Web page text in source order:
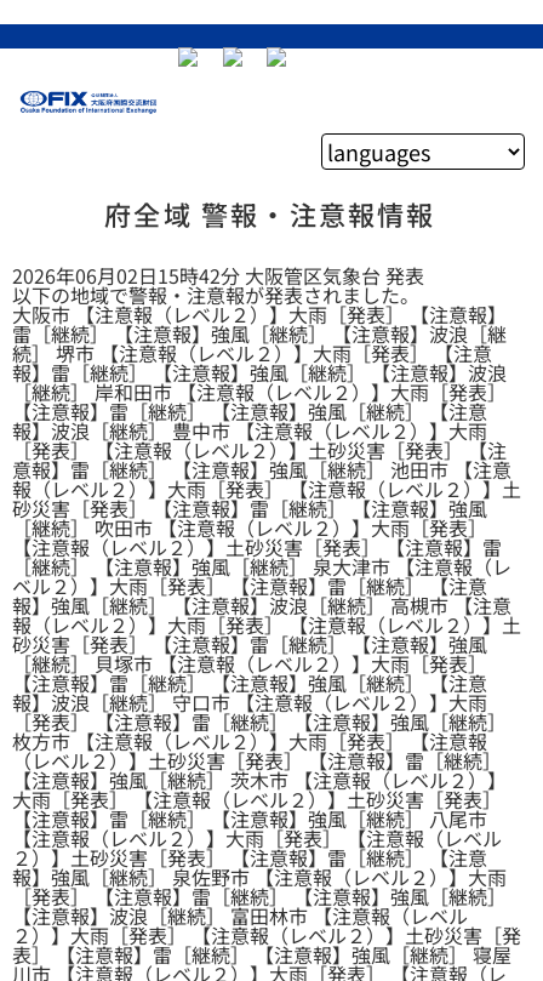
府全域 警報・注意報情報
2026年06月02日15時42分 大阪管区気象台 発表
以下の地域で警報・注意報が発表されました。
大阪市 【注意報（レベル２）】大雨［発表］ 【注意報】
雷［継続］ 【注意報】強風［継続］ 【注意報】波浪［継
続］ 堺市 【注意報（レベル２）】大雨［発表］ 【注意
報】雷［継続］ 【注意報】強風［継続］ 【注意報】波浪
［継続］ 岸和田市 【注意報（レベル２）】大雨［発表］
【注意報】雷［継続］ 【注意報】強風［継続］ 【注意
報】波浪［継続］ 豊中市 【注意報（レベル２）】大雨
［発表］ 【注意報（レベル２）】土砂災害［発表］ 【注
意報】雷［継続］ 【注意報】強風［継続］ 池田市 【注意
報（レベル２）】大雨［発表］ 【注意報（レベル２）】土
砂災害［発表］ 【注意報】雷［継続］ 【注意報】強風
［継続］ 吹田市 【注意報（レベル２）】大雨［発表］
【注意報（レベル２）】土砂災害［発表］ 【注意報】雷
［継続］ 【注意報】強風［継続］ 泉大津市 【注意報（レ
ベル２）】大雨［発表］ 【注意報】雷［継続］ 【注意
報】強風［継続］ 【注意報】波浪［継続］ 高槻市 【注意
報（レベル２）】大雨［発表］ 【注意報（レベル２）】土
砂災害［発表］ 【注意報】雷［継続］ 【注意報】強風
［継続］ 貝塚市 【注意報（レベル２）】大雨［発表］
【注意報】雷［継続］ 【注意報】強風［継続］ 【注意
報】波浪［継続］ 守口市 【注意報（レベル２）】大雨
［発表］ 【注意報】雷［継続］ 【注意報】強風［継続］
枚方市 【注意報（レベル２）】大雨［発表］ 【注意報
（レベル２）】土砂災害［発表］ 【注意報】雷［継続］
【注意報】強風［継続］ 茨木市 【注意報（レベル２）】
大雨［発表］ 【注意報（レベル２）】土砂災害［発表］
【注意報】雷［継続］ 【注意報】強風［継続］ 八尾市
【注意報（レベル２）】大雨［発表］ 【注意報（レベル
２）】土砂災害［発表］ 【注意報】雷［継続］ 【注意
報】強風［継続］ 泉佐野市 【注意報（レベル２）】大雨
［発表］ 【注意報】雷［継続］ 【注意報】強風［継続］
【注意報】波浪［継続］ 富田林市 【注意報（レベル
２）】大雨［発表］ 【注意報（レベル２）】土砂災害［発
表］ 【注意報】雷［継続］ 【注意報】強風［継続］ 寝屋
川市 【注意報（レベル２）】大雨［発表］ 【注意報（レ